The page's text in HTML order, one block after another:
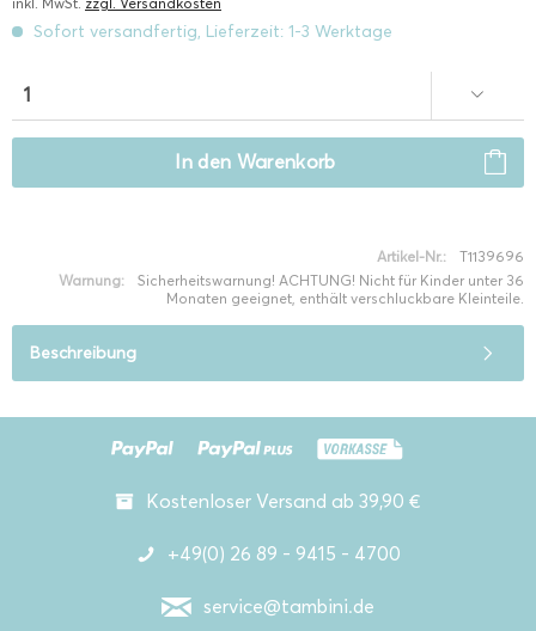
Sofort versandfertig, Lieferzeit: 1-3 Werktage
In den Warenkorb
Artikel-Nr.:
T1139696
Warnung:
Sicherheitswarnung! ACHTUNG! Nicht für Kinder unter 36
Monaten geeignet, enthält verschluckbare Kleinteile.
Beschreibung
Kostenloser Versand ab 39,90 €
+49(0) 26 89 - 9415 - 4700
service@tambini.de